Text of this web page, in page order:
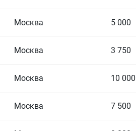
Москва 5 000
Москва 3 750
Москва 10 000
Москва 7 500